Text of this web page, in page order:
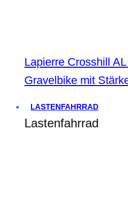
Lapierre Crosshill
Gravelbike mit
LASTENFAHRRAD
Lastenfahrrad